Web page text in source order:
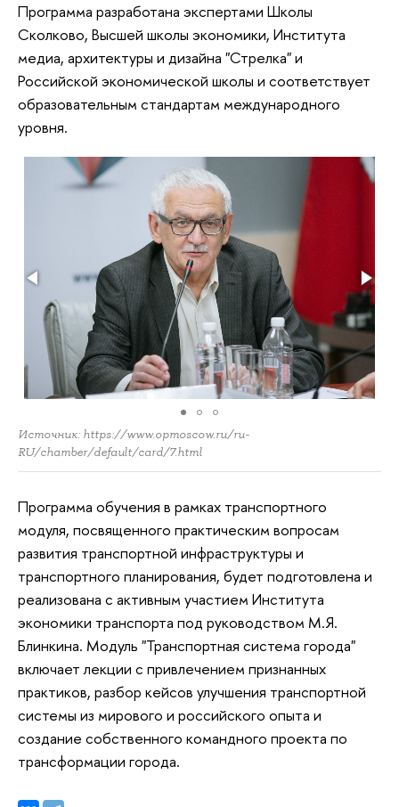
Программа разработана экспертами Школы
Сколково, Высшей школы экономики, Института
медиа, архитектуры и дизайна "Стрелка" и
Российской экономической школы и соответствует
образовательным стандартам международного
уровня.
Источник: https://www.opmoscow.ru/ru-
RU/chamber/default/card/7.html
Программа обучения в рамках транспортного
модуля, посвященного практическим вопросам
развития транспортной инфраструктуры и
транспортного планирования, будет подготовлена и
реализована с активным участием Института
экономики транспорта под руководством М.Я.
Блинкина. Модуль "Транспортная система города"
включает лекции с привлечением признанных
практиков, разбор кейсов улучшения транспортной
системы из мирового и российского опыта и
создание собственного командного проекта по
трансформации города.